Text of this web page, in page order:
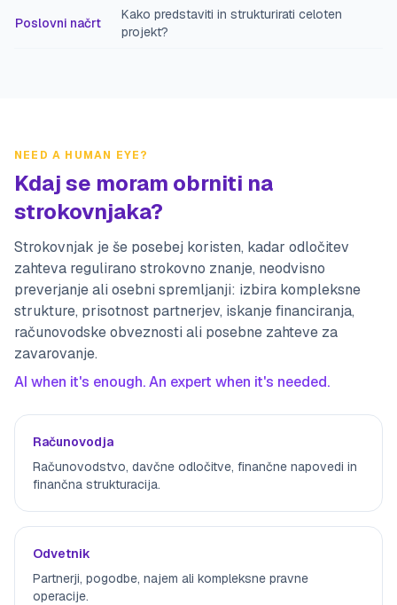
Poslovni načrt
Kako predstaviti in strukturirati celoten
projekt?
NEED A HUMAN EYE?
Kdaj se moram obrniti na
strokovnjaka?
Strokovnjak je še posebej koristen, kadar odločitev
zahteva regulirano strokovno znanje, neodvisno
preverjanje ali osebni spremljanji: izbira kompleksne
strukture, prisotnost partnerjev, iskanje financiranja,
računovodske obveznosti ali posebne zahteve za
zavarovanje.
AI when it's enough. An expert when it's needed.
Računovodja
Računovodstvo, davčne odločitve, finančne napovedi in
finančna strukturacija.
Odvetnik
Partnerji, pogodbe, najem ali kompleksne pravne
operacije.